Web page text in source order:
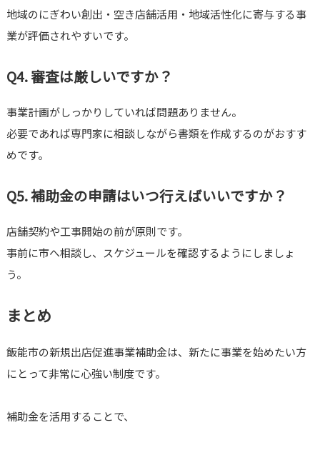
地域のにぎわい創出・空き店舗活用・地域活性化に寄与する事
業が評価されやすいです。
Q4. 審査は厳しいですか？
事業計画がしっかりしていれば問題ありません。
必要であれば専門家に相談しながら書類を作成するのがおすす
めです。
Q5. 補助金の申請はいつ行えばいいですか？
店舗契約や工事開始の前が原則です。
事前に市へ相談し、スケジュールを確認するようにしましょ
う。
まとめ
飯能市の新規出店促進事業補助金は、新たに事業を始めたい方
にとって非常に心強い制度です。
補助金を活用することで、